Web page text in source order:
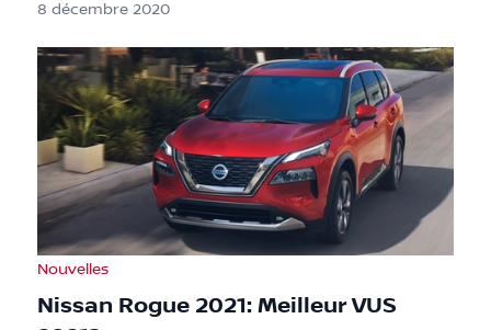
8 décembre 2020
Nouvelles
Nissan Rogue 2021: Meilleur VUS